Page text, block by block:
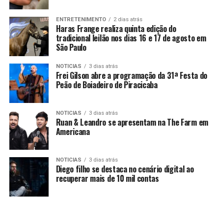
ENTRETENIMENTO 2 dias atrás
Haras Frange realiza quinta edição do
tradicional leilão nos dias 16 e 17 de agosto em
São Paulo
NOTICIAS 3 dias atrás
Frei Gilson abre a programação da 31ª Festa do
Peão de Boiadeiro de Piracicaba
NOTICIAS 3 dias atrás
Ruan & Leandro se apresentam na The Farm em
Americana
NOTICIAS 3 dias atrás
Diego filho se destaca no cenário digital ao
recuperar mais de 10 mil contas